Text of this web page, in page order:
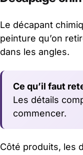
Le décapant
peinture qu’on
dans les angles.
Ce qu’il faut
Les détails
commencer.
Côté produits, les